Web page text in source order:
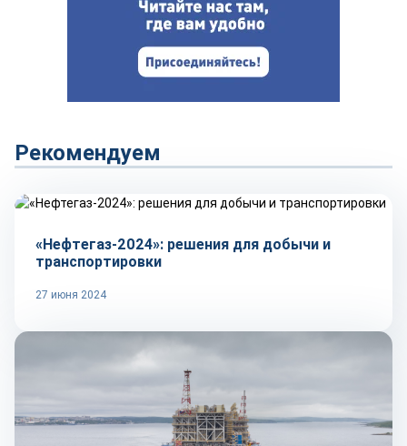
Рекомендуем
«Нефтегаз-2024»: решения для добычи и
транспортировки
27 июня 2024